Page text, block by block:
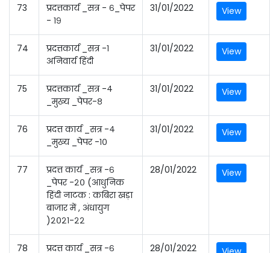
73
प्रदत्तकार्य _सत्र - ६_पेपर
- १९
31/01/2022 View
74
प्रदत्तकार्य _सत्र -१
अनिवार्य हिंदी
31/01/2022 View
75
प्रदत्तकार्य _सत्र -४
_मुख्य _पेपर-८
31/01/2022 View
76
प्रदत्त कार्य _सत्र -४
_मुख्य _पेपर -१०
31/01/2022 View
77
प्रदत्त कार्य _सत्र -६
_पेपर -२० (आधुनिक
हिंदी नाटक : कबिरा खड़ा
बाजार में , अंधायुग
)२०२१-२२
28/01/2022 View
78 प्रदत्त कार्य _सत्र -६ 28/01/2022